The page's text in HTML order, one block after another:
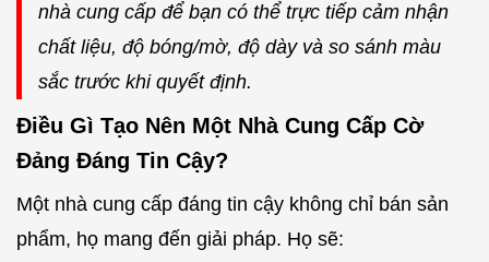
nhà cung cấp để bạn có thể trực tiếp cảm nhận
chất liệu, độ bóng/mờ, độ dày và so sánh màu
sắc trước khi quyết định.
Điều Gì Tạo Nên Một Nhà Cung Cấp Cờ
Đảng Đáng Tin Cậy?
Một nhà cung cấp đáng tin cậy không chỉ bán sản
phẩm, họ mang đến giải pháp. Họ sẽ: